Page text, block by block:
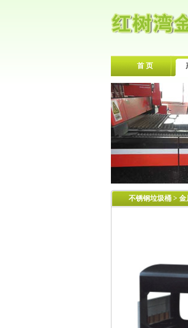
首 页
不锈钢垃圾桶 > 金